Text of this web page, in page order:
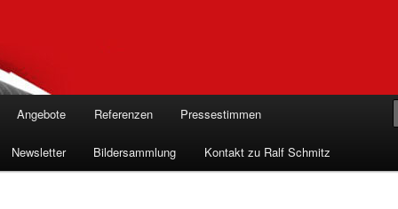
Angebote Referenzen Pressestimmen
Newsletter Bildersammlung Kontakt zu Ralf Schmitz